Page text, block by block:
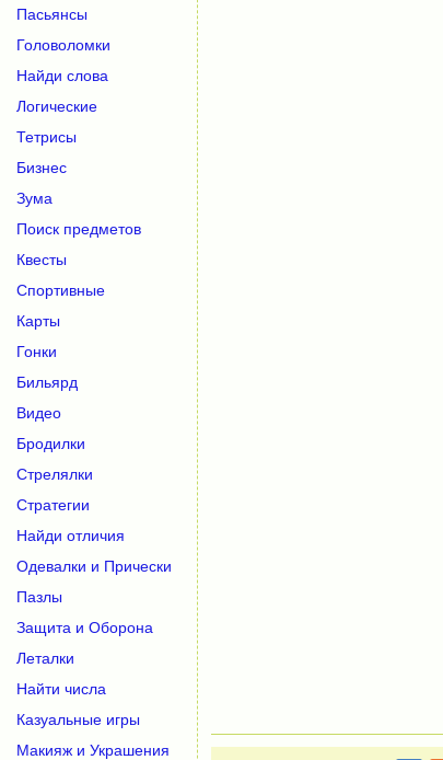
Пасьянсы
Головоломки
Найди слова
Логические
Тетрисы
Бизнес
Зума
Поиск предметов
Квесты
Спортивные
Карты
Гонки
Бильярд
Видео
Бродилки
Стрелялки
Стратегии
Найди отличия
Одевалки и Прически
Пазлы
Защита и Оборона
Леталки
Найти числа
Казуальные игры
Макияж и Украшения